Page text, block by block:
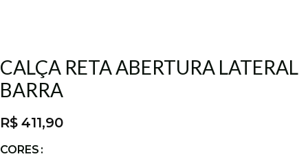
CALÇA RETA ABERTURA LATERAL
BARRA
R$ 411,90
CORES